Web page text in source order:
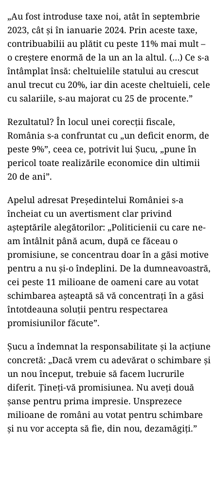
se întâmple la nivel politic.”
Una dintre cele mai dure critici din mesaj
vizează modul în care guvernul a gestionat criza
bugetară din 2023. Dan Șucu a reamintit că, în
vara acelui an, „Premierul și Ministrul
Finanțelor au descoperit cu stupoare că bugetul
anual se îndreaptă spre 7% din PIB”, iar soluția
adoptată a fost, din nou, creșterea taxelor.
„Au fost introduse taxe noi, atât în septembrie
2023, cât și în ianuarie 2024. Prin aceste taxe,
o creștere enormă de la un an la altul. (…) Ce s-a
întâmplat însă: cheltuielile statului au crescut
anul trecut cu 20%, iar din aceste cheltuieli, cele
cu salariile, s-au majorat cu 25 de procente.”
Rezultatul? În locul unei corecții fiscale,
România s-a confruntat cu „un deficit enorm, de
peste 9%”, ceea ce, potrivit lui Șucu, „pune în
pericol toate realizările economice din ultimii
20 de ani”.
Apelul adresat Președintelui României s-a
încheiat cu un avertisment clar privind
așteptările alegătorilor: „Politicienii cu care ne-
am întâlnit până acum, după ce făceau o
promisiune, se concentrau doar în a găsi motive
pentru a nu și-o îndeplini. De la dumneavoastră,
cei peste 11 milioane de oameni care au votat